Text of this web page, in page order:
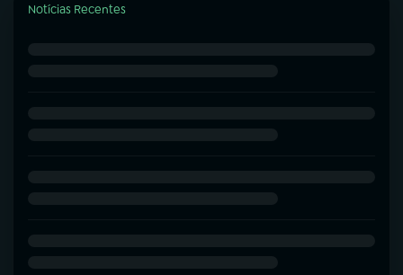
Notícias Recentes